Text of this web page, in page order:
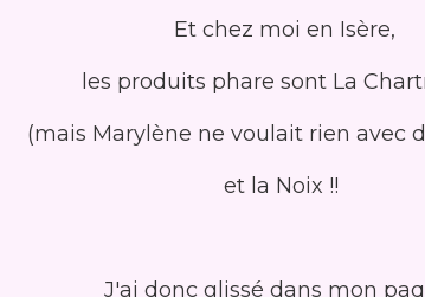
Et chez moi en Isère,
les produits phare sont La
(mais Marylène ne voulait rien avec
et la Noix !!
J'ai donc glissé dans mon